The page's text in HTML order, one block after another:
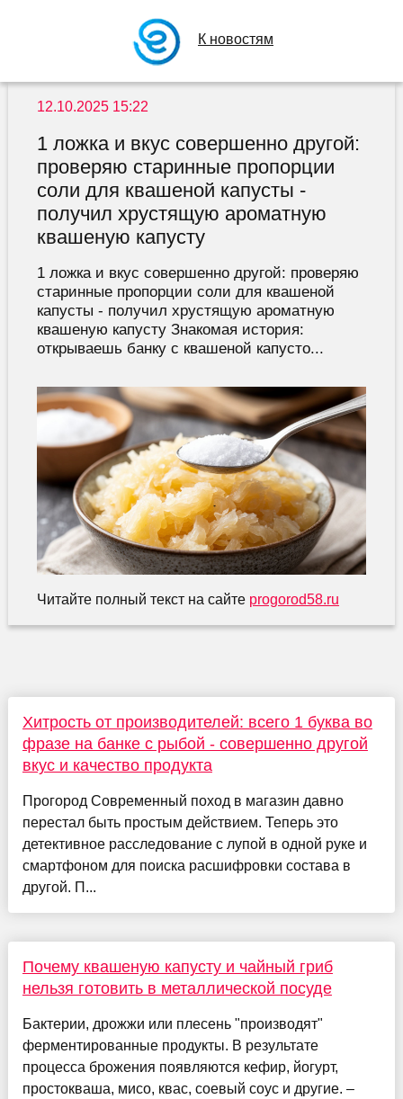
К новостям
12.10.2025 15:22
1 ложка и вкус совершенно другой:
проверяю старинные пропорции
соли для квашеной капусты -
получил хрустящую ароматную
квашеную капусту
1 ложка и вкус совершенно другой: проверяю
старинные пропорции соли для квашеной
капусты - получил хрустящую ароматную
квашеную капусту Знакомая история:
открываешь банку с квашеной капусто...
Читайте полный текст на сайте progorod58.ru
Хитрость от производителей: всего 1 буква во
фразе на банке с рыбой - совершенно другой
вкус и качество продукта
Прогород Современный поход в магазин давно
перестал быть простым действием. Теперь это
детективное расследование с лупой в одной руке и
смартфоном для поиска расшифровки состава в
другой. П...
Почему квашеную капусту и чайный гриб
нельзя готовить в металлической посуде
Бактерии, дрожжи или плесень "производят"
ферментированные продукты. В результате
процесса брожения появляются кефир, йогурт,
простокваша, мисо, квас, соевый соус и другие. –